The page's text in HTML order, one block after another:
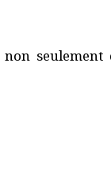
non